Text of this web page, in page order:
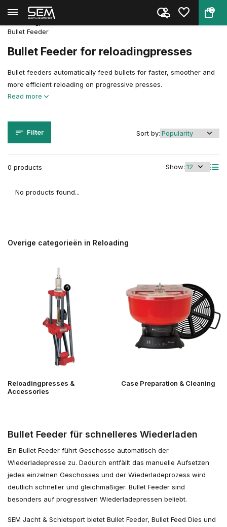
0
Back Home
Bullet Feeder
Bullet Feeder for reloadingpresses
Bullet feeders automatically feed bullets for faster, smoother and
more efficient reloading on progressive presses.
Read more
Filter
0 products Show:
Sort by:
No products found...
Overige categorieën in Reloading
Reloadingpresses &
Accessories
Case Preparation & Cleaning
Bullet Feeder für schnelleres Wiederladen
Ein Bullet Feeder führt Geschosse automatisch der
Wiederladepresse zu. Dadurch entfällt das manuelle Aufsetzen
jedes einzelnen Geschosses und der Wiederladeprozess wird
deutlich schneller und gleichmäßiger. Bullet Feeder sind
besonders auf progressiven Wiederladepressen beliebt.
SEM Jacht & Schietsport bietet Bullet Feeder, Bullet Feed Dies und